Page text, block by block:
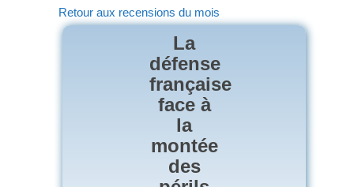
Retour aux recensions du mois
La
défense
française
face à
la
montée
des